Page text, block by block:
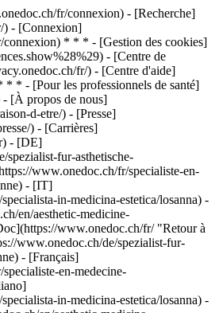
fr/connexion) - [Recherche]
) - [Connexion]
* * * - [Gestion des cookies]
- [Centre de
fr/) - [Centre d'aide]
* - [Pour les professionnels de santé]
[À propos de nous]
d-etre/) - [Presse]
) - [Carrières]
- [DE]
spezialist-fur-asthetische-
www.onedoc.ch/fr/specialiste-en-
- [IT]
in-medicina-estetica/losanna) -
en/aesthetic-medicine-
www.onedoc.ch/fr/ "Retour à
www.onedoc.ch/de/spezialist-fur-
- [Français]
en-medecine-
in-medicina-estetica/losanna) -